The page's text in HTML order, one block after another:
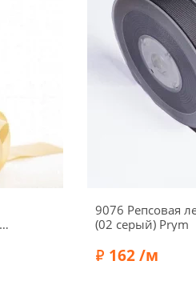
9076 Репсовая
(02 серый) Prym
162 /м